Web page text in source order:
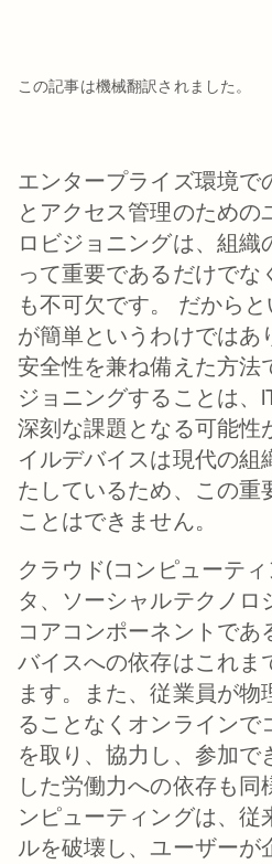
この記事は機械翻訳されました。
エンタープライズ環境で
とアクセス管理のための
ロビジョニングは、組織
って重要であるだけでな
も不可欠です。 だから
が簡単というわけではあ
安全性を兼ね備えた方法
ジョニングすることは、
深刻な課題となる可能性
イルデバイスは現代の組
たしているため、この重
ことはできません。
クラウド(コンピューテ
タ、ソーシャルテクノロ
コアコンポーネントであ
バイスへの依存はこれま
ます。また、従業員が物
ることなくオンラインで
を取り、協力し、参加で
した労働力への依存も同
ンピューティングは、従
ルを破壊し、ユーザーが